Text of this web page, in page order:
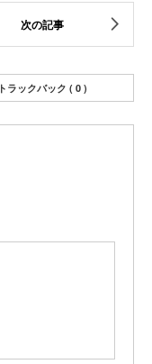
トラックバック ( 0 )